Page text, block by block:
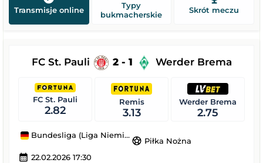
Transmisje online
Typy
bukmacherskie
Skrót meczu
FC St. Pauli 2 - 1 Werder Brema
FC St. Pauli
2.82
Remis
3.13
Werder Brema
2.75
Bundesliga (Liga Niemiecka)
sports_soccer Piłka Nożna
calendar_month 22.02.2026 17:30